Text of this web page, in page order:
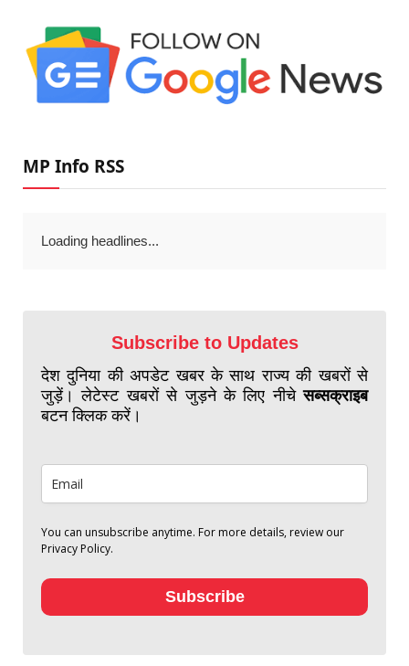
MP Info RSS
Loading headlines...
Subscribe to Updates
देश दुनिया की अपडेट खबर के साथ राज्य की खबरों से
जुड़ें। लेटेस्ट खबरों से जुड़ने के लिए नीचेसब्सक्राइब
बटन क्लिक करें।
You can unsubscribe anytime. For more details, review our
Privacy Policy.
Subscribe